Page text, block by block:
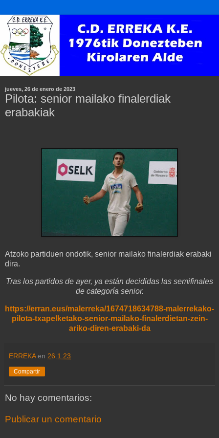
jueves, 26 de enero de 2023
Pilota: senior mailako finalerdiak
erabakiak
Atzoko partiduen ondotik, senior mailako finalerdiak erabaki
dira.
Tras los partidos de ayer, ya están decididas las semifinales
de categoría senior.
https://erran.eus/malerreka/1674718634788-malerrekako-
pilota-txapelketako-senior-mailako-finalerdietan-zein-
ariko-diren-erabaki-da
ERREKA en 26.1.23
Compartir
No hay comentarios:
Publicar un comentario